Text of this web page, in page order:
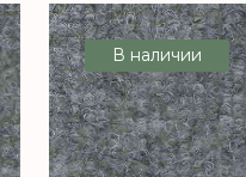
В наличии